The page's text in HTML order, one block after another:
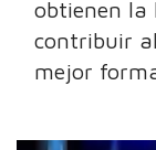
obtienen la
contribuir
mejor